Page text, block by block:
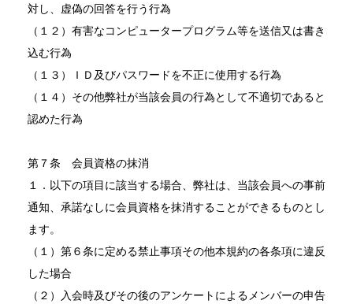
対し、虚偽の回答を行う行為
（１２）有害なコンピュータープログラム等を送信又は書き
込む行為
（１３）ＩＤ及びパスワードを不正に使用する行為
（１４）その他弊社が当該会員の行為として不適切であると
認めた行為
第７条 会員資格の抹消
１．以下の項目に該当する場合、弊社は、当該会員への事前
通知、承諾なしに会員資格を抹消することができるものとし
ます。
（１）第６条に定める禁止事項その他本規約の各条項に違反
した場合
（２）入会時及びその後のアンケートによるメンバーの申告